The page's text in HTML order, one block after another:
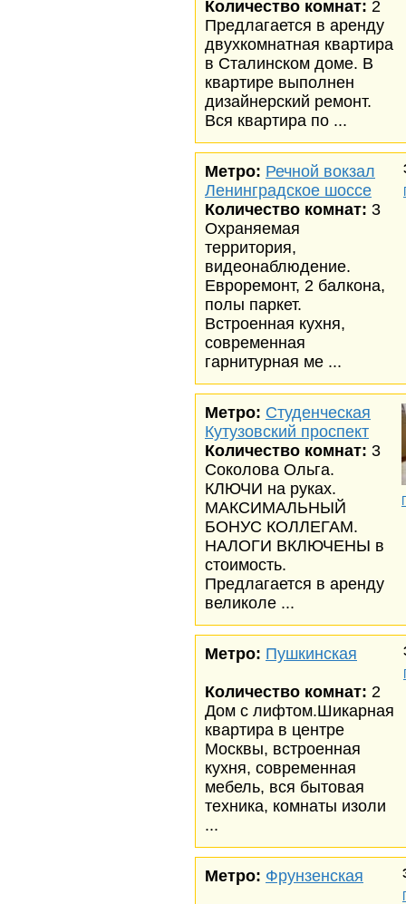
Количество комнат: 2
Предлагается в аренду
двухкомнатная квартира
в Сталинском доме. В
квартире выполнен
дизайнерский ремонт.
Вся квартира по ...
Метро: Речной вокзал
Ленинградское шоссе
Количество комнат: 3
Охраняемая
территория,
видеонаблюдение.
Евроремонт, 2 балкона,
полы паркет.
Встроенная кухня,
современная
гарнитурная ме ...
Метро: Студенческая
Кутузовский проспект
Количество комнат: 3
Соколова Ольга.
КЛЮЧИ на руках.
МАКСИМАЛЬНЫЙ
БОНУС КОЛЛЕГАМ.
НАЛОГИ ВКЛЮЧЕНЫ в
стоимость.
Предлагается в аренду
великоле ...
Метро: Пушкинская
Количество комнат: 2
Дом с лифтом.Шикарная
квартира в центре
Москвы, встроенная
кухня, современная
мебель, вся бытовая
техника, комнаты изоли
...
Метро: Фрунзенская